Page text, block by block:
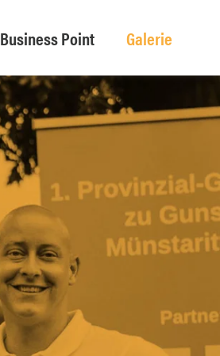
Business Point Galerie